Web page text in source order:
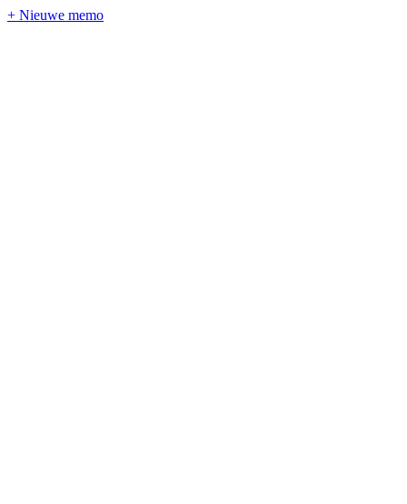
+ Nieuwe memo